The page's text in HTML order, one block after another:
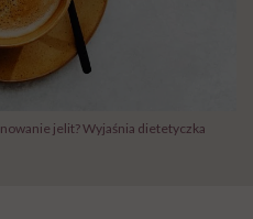
jelit? Wyjaśnia dietetyczka